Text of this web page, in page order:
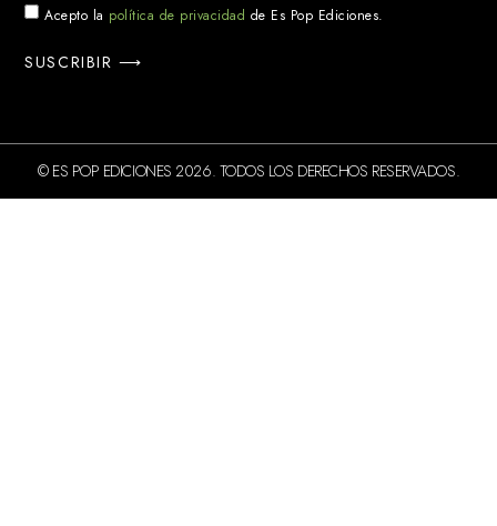
Acepto la política de privacidad de Es Pop Ediciones.
SUSCRIBIR ⟶
© ES POP EDICIONES 2026. TODOS LOS DERECHOS RESERVADOS.